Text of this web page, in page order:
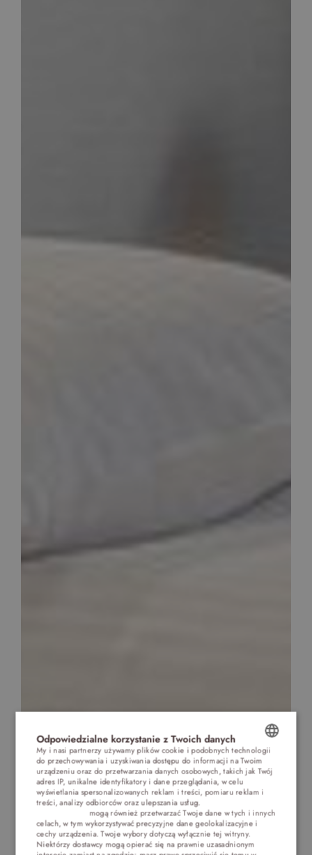
POLISH
ENGLISH
GERMAN
CZECH
Odpowiedzialne korzystanie z Twoich danych
My i nasi partnerzy używamy plików cookie i podobnych technologii
do przechowywania i uzyskiwania dostępu do informacji na Twoim
urządzeniu oraz do przetwarzania danych osobowych, takich jak Twój
adres IP, unikalne identyfikatory i dane przeglądania, w celu
wyświetlania spersonalizowanych reklam i treści, pomiaru reklam i
treści, analizy odbiorców oraz ulepszania usług.
mogą również przetwarzać Twoje dane w tych i innych
celach, w tym wykorzystywać precyzyjne dane geolokalizacyjne i
cechy urządzenia. Twoje wybory dotyczą wyłącznie tej witryny.
Niektórzy dostawcy mogą opierać się na prawnie uzasadnionym